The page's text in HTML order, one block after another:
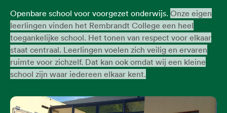
Openbare school voor voorgezet onderwijs. Onze eigen
leerlingen vinden het Rembrandt College een heel
toegankelijke school. Het tonen van respect voor elkaar
staat centraal. Leerlingen voelen zich veilig en ervaren
ruimte voor zichzelf. Dat kan ook omdat wij een kleine
school zijn waar iedereen elkaar kent.